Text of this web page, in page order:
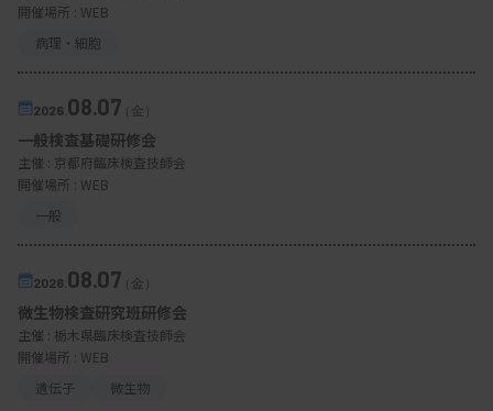
開催場所 : WEB
病理・細胞
2026. 08.07（金）
一般検査基礎研修会
主催 : 京都府臨床検査技師会
開催場所 : WEB
一般
2026. 08.07（金）
微生物検査研究班研修会
主催 : 栃木県臨床検査技師会
開催場所 : WEB
遺伝子
微生物